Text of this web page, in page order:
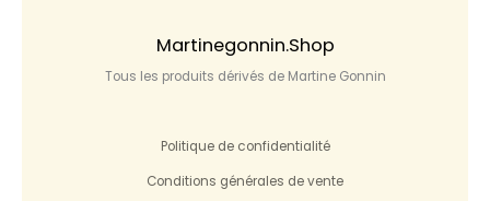
Martinegonnin.shop
Tous les produits dérivés de Martine Gonnin
Politique de confidentialité
Conditions générales de vente